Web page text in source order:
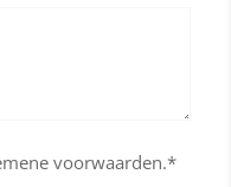
voorwaarden.*